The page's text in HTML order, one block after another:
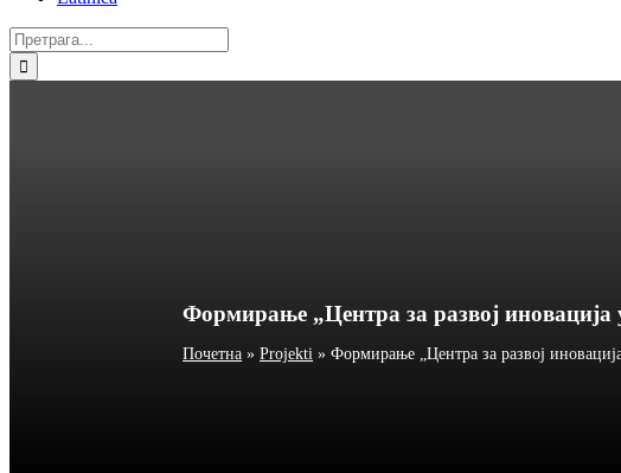
Facebook
Instagram
YouTube
Twitter
Е-
пошта
Претрага:
Формирање „Центра за развој иновација
Почетна »Projekti »Формирање „Центра за развој